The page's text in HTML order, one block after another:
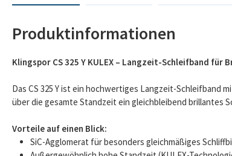
Produktinformationen
Klingspor CS 325 Y KULEX – Langzeit-Schleifband für
Das CS 325 Y ist ein hochwertiges Langzeit-Schleifband
über die gesamte Standzeit ein gleichbleibend brillantes
Vorteile auf einen Blick:
SiC-Agglomerat für besonders gleichmäßiges